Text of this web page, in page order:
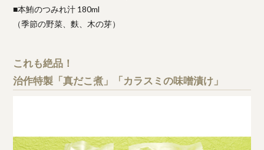
■本鮪のつみれ汁 180ml
（季節の野菜、麩、木の芽）
これも絶品！
治作特製「真だこ煮」「カラスミの味噌漬け」